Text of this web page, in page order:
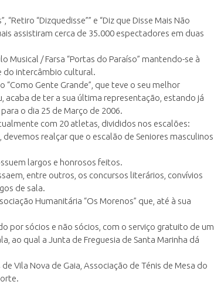
“Dizquedisse”” e “Diz que Disse Mais Não
assistiram cerca de 35.000 espectadores em duas
Musical / Farsa “Portas do Paraíso” mantendo-se à
do intercâmbio cultural.
Gente Grande”, que teve o seu melhor
acaba de ter a sua última representação, estando já
o dia 25 de Março de 2006.
com 20 atletas, divididos nos escalões:
devemos realçar que o escalão de Seniores masculinos
largos e honrosos feitos.
entre outros, os concursos literários, convívios
de sala.
Humanitária “Os Morenos” que, até à sua
por sócios e não sócios, com o serviço gratuito de um
ao qual a Junta de Freguesia de Santa Marinha dá
Vila Nova de Gaia, Associação de Ténis de Mesa do